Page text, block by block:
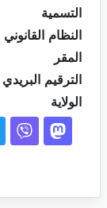
التسمية
النظام القانوني
المقر
الترقيم البريدي
الولاية